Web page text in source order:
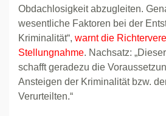
Obdachlosigkeit abzugleiten.
wesentliche Faktoren bei der
Kriminalität“, warnt die
Stellungnahme. Nachsatz:
schafft geradezu die
Ansteigen der Kriminalität bzw.
Verurteilten.“